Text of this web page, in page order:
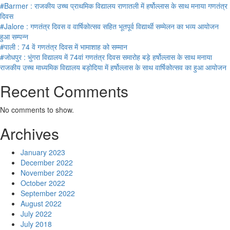
#Barmer : राजकीय उच्च प्राथमिक विद्यालय राणातली में हर्षोल्लास के साथ मनाया गणतंत्र
दिवस
#Jalore : गणतंत्र दिवस व वार्षिकोत्सव सहित भूतपूर्व विद्यार्थी सम्मेलन का भव्य आयोजन
हुआ सम्पन्न
#पाली : 74 वें गणतंत्र दिवस में भामाशाह को सम्मान
#जोधपुर : भुंगरा विद्यालय में 74वां गणतंत्र दिवस समारोह बड़े हर्षोल्लास के साथ मनाया
राजकीय उच्च माध्यमिक विद्यालय बड़ोदिया में हर्षोल्लास के साथ वार्षिकोत्सव का हुआ आयोजन
Recent Comments
No comments to show.
Archives
January 2023
December 2022
November 2022
October 2022
September 2022
August 2022
July 2022
July 2018